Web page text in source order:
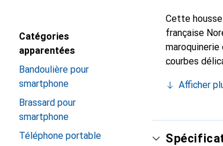
Catégories
apparentées
Bandoulière pour
smartphone
Brassard pour
smartphone
Téléphone portable
Cette
française
courbes
est un choix
Afficher